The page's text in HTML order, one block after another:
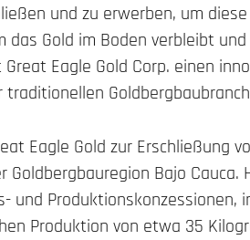
und zu erwerben, um
das Gold im Boden verbleibt
Eagle Gold Corp. einen
Eagle Gold zur Erschließung
Bajo
und Produktionskonzessionen,
Produktion von etwa 35